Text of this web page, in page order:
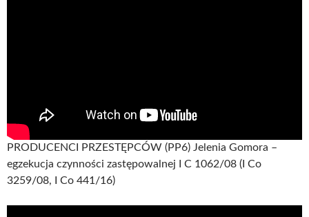
PRODUCENCI PRZESTĘPCÓW (PP6) Jelenia Gomora –
egzekucja czynności zastępowalnej I C 1062/08 (I Co
3259/08, I Co 441/16)